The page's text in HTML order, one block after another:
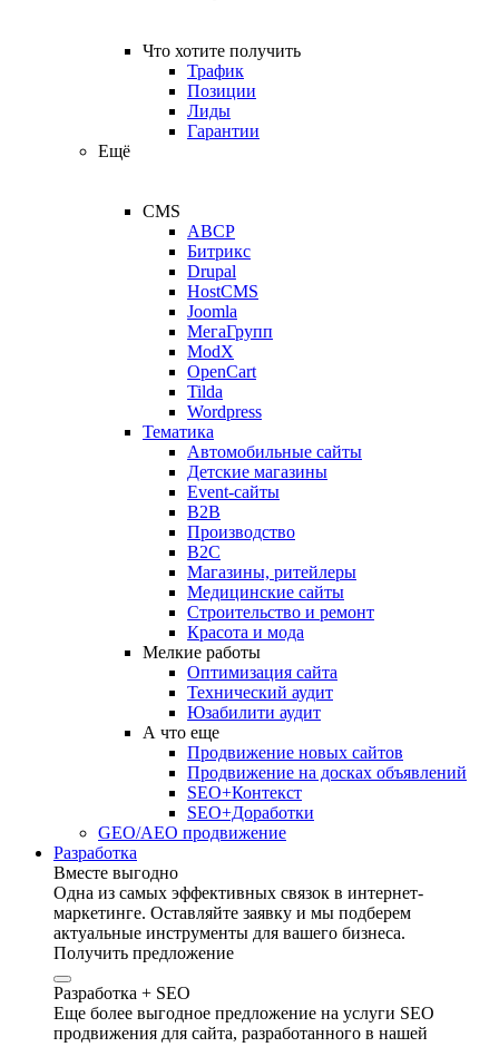
Что хотите получить
Трафик
Позиции
Лиды
Гарантии
Ещё
CMS
ABCP
Битрикс
Drupal
HostCMS
Joomla
МегаГрупп
ModX
OpenCart
Tilda
Wordpress
Тематика
Автомобильные сайты
Детские магазины
Event-сайты
B2B
Производство
B2C
Магазины, ритейлеры
Медицинские сайты
Строительство и ремонт
Красота и мода
Мелкие работы
Оптимизация сайта
Технический аудит
Юзабилити аудит
А что еще
Продвижение новых сайтов
Продвижение на досках объявлений
SEO+Контекст
SEO+Доработки
GEO/AEO продвижение
Разработка
Вместе выгодно
Одна из самых эффективных связок в интернет-
маркетинге. Оставляйте заявку и мы подберем
актуальные инструменты для вашего бизнеса.
Получить предложение
Разработка + SEO
Еще более выгодное предложение на услуги SEO
продвижения для сайта, разработанного в нашей